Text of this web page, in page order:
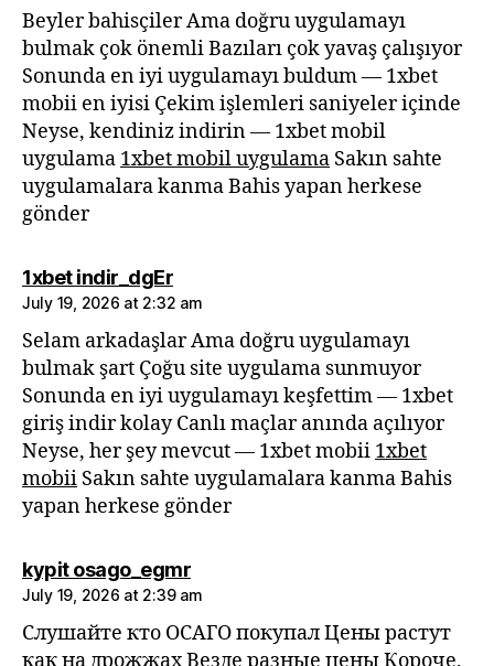
Beyler bahisçiler Ama doğru uygulamayı
bulmak çok önemli Bazıları çok yavaş çalışıyor
Sonunda en iyi uygulamayı buldum — 1xbet
mobii en iyisi Çekim işlemleri saniyeler içinde
Neyse, kendiniz indirin — 1xbet mobil
uygulama 1xbet mobil uygulama Sakın sahte
uygulamalara kanma Bahis yapan herkese
gönder
1xbet indir_dgErsays:
July 19, 2026 at 2:32 am
Selam arkadaşlar Ama doğru uygulamayı
bulmak şart Çoğu site uygulama sunmuyor
Sonunda en iyi uygulamayı keşfettim — 1xbet
giriş indir kolay Canlı maçlar anında açılıyor
Neyse, her şey mevcut — 1xbet mobii 1xbet
mobii Sakın sahte uygulamalara kanma Bahis
yapan herkese gönder
kypit osago_egmrsays:
July 19, 2026 at 2:39 am
Слушайте кто ОСАГО покупал Цены растут
как на дрожжах Везде разные цены Короче,